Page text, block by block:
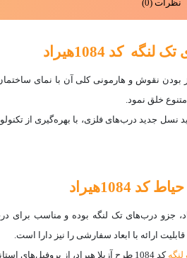
نظرات (0)
کد 1084هیراد
بودن نقوش و هارمونی کلی آن با نمای
خلق نمود.
نسل جدید درب‌های فلزی، با بهره‌گیری از
1084هیراد
کد 1084 طرح آزیلا هیراد، از پروفیل‌های استاندارد و با کیفیت 80×40 سانتی‌متر ساخته شده و درب را به سازه‌ای مستحکم و ضد دیلم تبدیل نموده است.